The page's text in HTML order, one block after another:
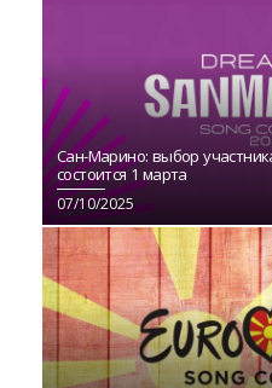
Сан-Марино: выбор
состоится 1 марта
07/10/2025